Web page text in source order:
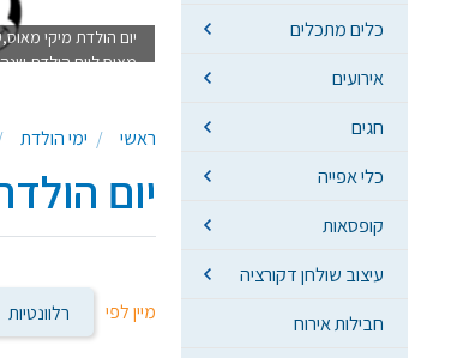
כלים מתכלים
אירועים
חגים
כלי אפייה
קופסאות
עיצוב שולחן דקורציה
חבילות אירוח
יום הולדת מיקי
מאוס ליום הולדת
ראשי ימי הולדת
יום
מיין לפי